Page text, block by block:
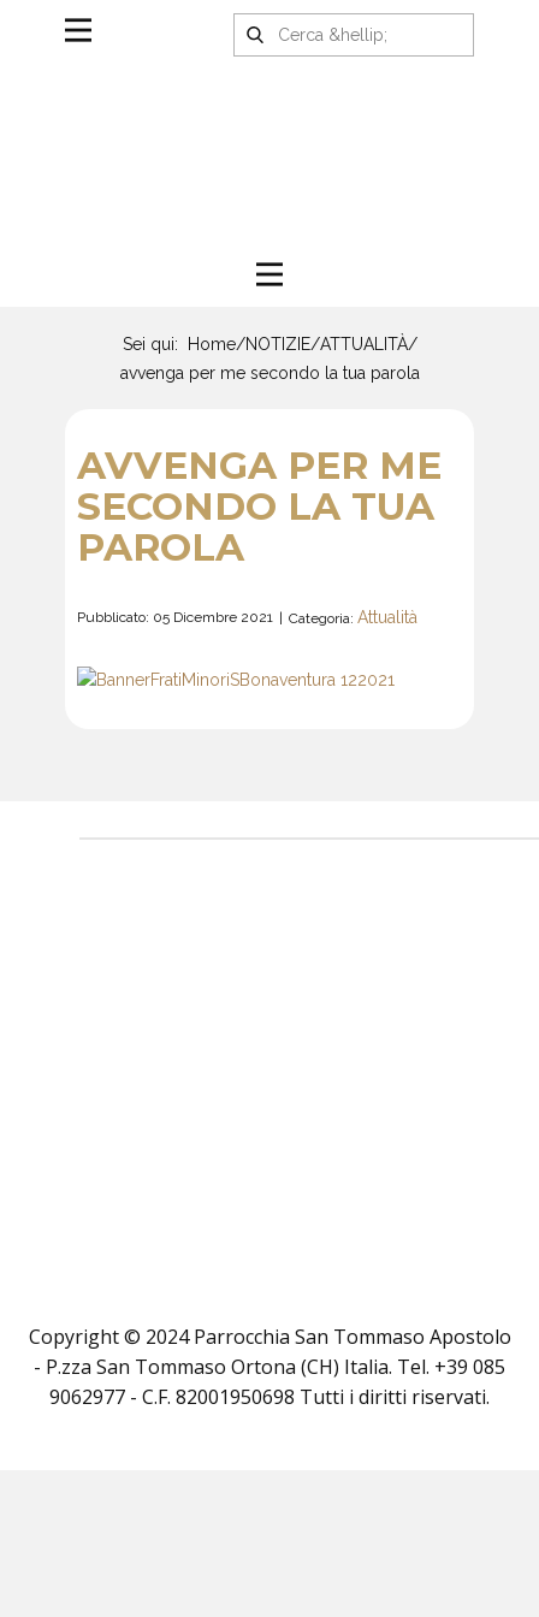
Sei qui: Home/NOTIZIE/ATTUALITÀ/
avvenga per me secondo la tua parola
AVVENGA PER ME
SECONDO LA TUA
PAROLA
Pubblicato: 05 Dicembre 2021 Categoria: Attualità
Copyright © 2024 Parrocchia San Tommaso Apostolo
- P.zza San Tommaso Ortona (CH) Italia. Tel. +39 085
9062977 - C.F. 82001950698 Tutti i diritti riservati.